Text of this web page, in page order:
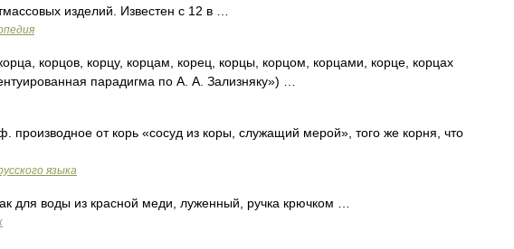
изделий. Известен с 12 в …
корцов, корцу, корцам, корец, корцы, корцом, корцами, корце, корцах
парадигма по А. А. Зализняку») …
от корь «сосуд из коры, служащий мерой», того же корня, что
языка
для воды из красной меди, луженный, ручка крючком …